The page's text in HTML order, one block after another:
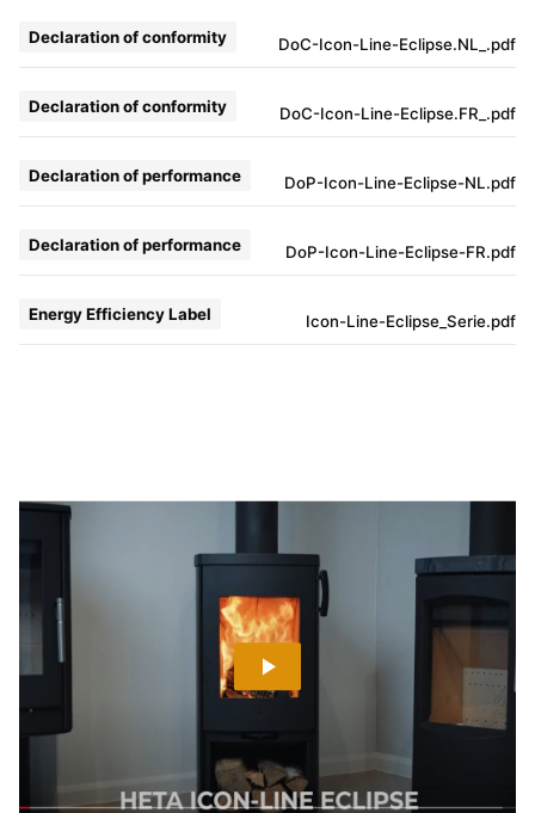
Declaration of conformity DoC-Icon-Line-Eclipse.NL_.pdf
Declaration of conformity DoC-Icon-Line-Eclipse.FR_.pdf
Declaration of performance DoP-Icon-Line-Eclipse-NL.pdf
Declaration of performance DoP-Icon-Line-Eclipse-FR.pdf
Energy Efficiency Label Icon-Line-Eclipse_Serie.pdf